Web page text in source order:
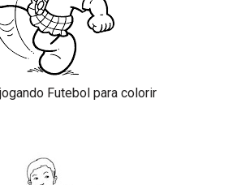
Futebol para colorir